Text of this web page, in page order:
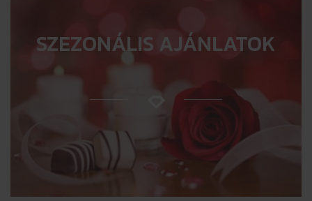
SZEZONÁLIS AJÁNLATOK